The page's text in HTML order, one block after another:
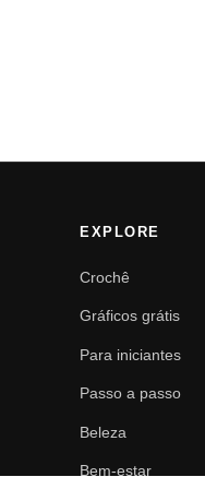
EXPLORE
Crochê
Gráficos grátis
Para iniciantes
Passo a passo
Beleza
Bem-estar